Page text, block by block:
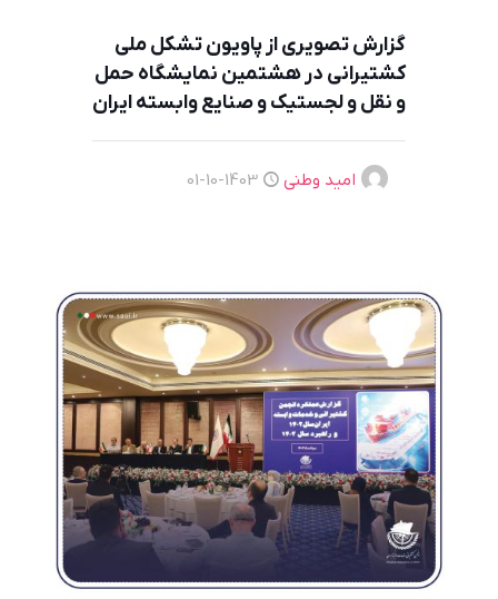
گزارش تصویری از پاویون تشکل ملی
کشتیرانی در هشتمین نمایشگاه حمل
و نقل و لجستیک و صنایع وابسته ایران
امید وطنی 1403-10-01